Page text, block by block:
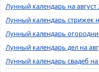
Лунный календарь на август
Лунный календарь стрижек
Лунный календарь
Лунный календарь дел на
Лунный календарь свадеб на